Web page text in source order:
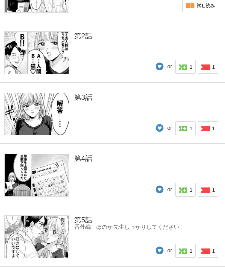
試し読み
第2話
or 1 1
第3話
or 1 1
第4話
or 1 1
第5話
番外編 ほのか先生しっかりしてください！
or 1 1